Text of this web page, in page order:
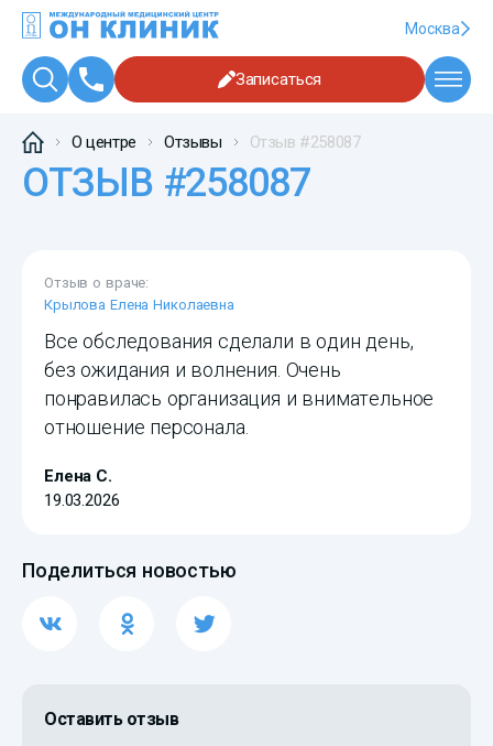
Москва
Записаться
О центре Отзывы Отзыв #258087
ОТЗЫВ #258087
Отзыв о враче:
Крылова Елена Николаевна
Все обследования сделали в один день,
без ожидания и волнения. Очень
понравилась организация и внимательное
отношение персонала.
Елена С.
19.03.2026
Поделиться новостью
Оставить отзыв